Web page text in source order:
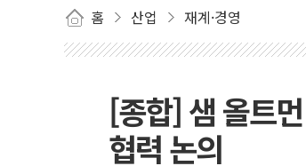
홈 산업 재계·경영
[종합] 샘 올트
협력 논의